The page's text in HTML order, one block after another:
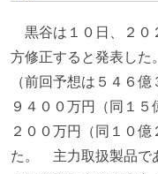
黒谷は１０日、２０
方修正すると発表し
（前回予想は５４６
９４００万円（同１
２００万円（同１０
た。 主力取扱製品で